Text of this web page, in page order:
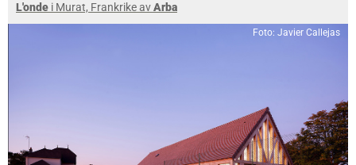
L'onde i Murat, Frankrike avArba
Foto: Javier Callejas